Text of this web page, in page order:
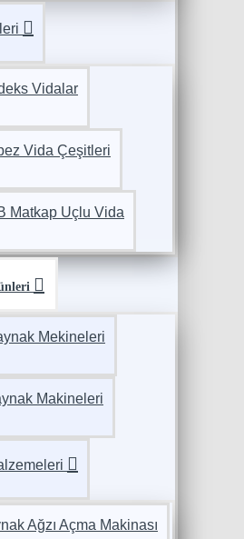
Vidalar
Vida Çeşitleri
Matkap Uçlu Vida
Mekineleri
Makineleri
Ağzı Açma Makinası